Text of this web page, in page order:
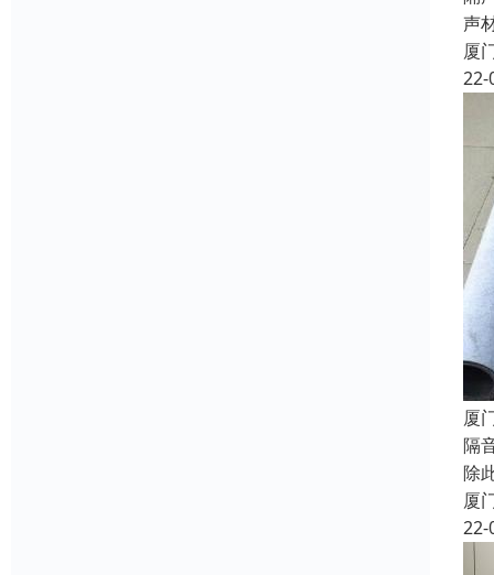
声
厦
22-
厦
隔
除
厦
22-